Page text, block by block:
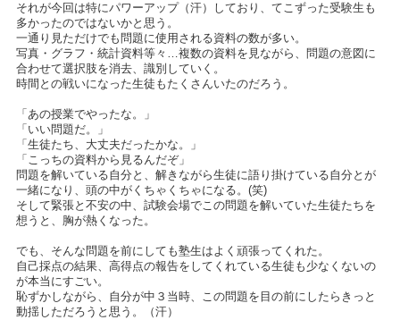
それが今回は特にパワーアップ（汗）しており、てこずった受験生も
多かったのではないかと思う。
一通り見ただけでも問題に使用される資料の数が多い。
写真・グラフ・統計資料等々…複数の資料を見ながら、問題の意図に
合わせて選択肢を消去、識別していく。
時間との戦いになった生徒もたくさんいたのだろう。
「あの授業でやったな。」
「いい問題だ。」
「生徒たち、大丈夫だったかな。」
「こっちの資料から見るんだぞ」
問題を解いている自分と、解きながら生徒に語り掛けている自分とが
一緒になり、頭の中がくちゃくちゃになる。(笑)
そして緊張と不安の中、試験会場でこの問題を解いていた生徒たちを
想うと、胸が熱くなった。
でも、そんな問題を前にしても塾生はよく頑張ってくれた。
自己採点の結果、高得点の報告をしてくれている生徒も少なくないの
が本当にすごい。
恥ずかしながら、自分が中３当時、この問題を目の前にしたらきっと
動揺しただろうと思う。（汗）